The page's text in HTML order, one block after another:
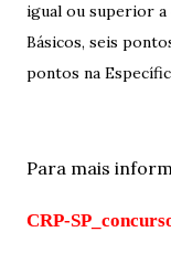
igual ou superior a
Básicos, seis
pontos na
Para mais
CRP-